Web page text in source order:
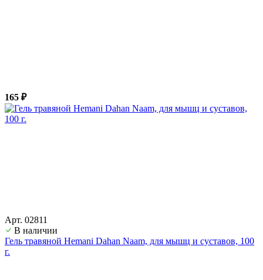
165 ₽
Арт. 02811
В наличии
Гель травяной Hemani Dahan Naam, для мышц и суставов, 100
г.